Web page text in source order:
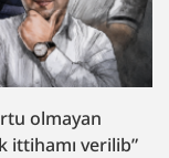
olmayan
verilib”